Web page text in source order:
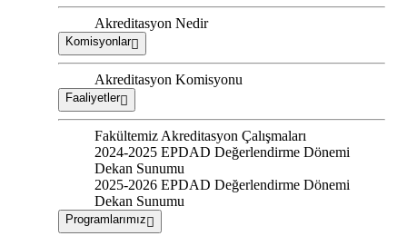
Akreditasyon Nedir
Komisyonlar
Akreditasyon Komisyonu
Faaliyetler
Fakültemiz Akreditasyon Çalışmaları
2024-2025 EPDAD Değerlendirme Dönemi
Dekan Sunumu
2025-2026 EPDAD Değerlendirme Dönemi
Dekan Sunumu
Programlarımız